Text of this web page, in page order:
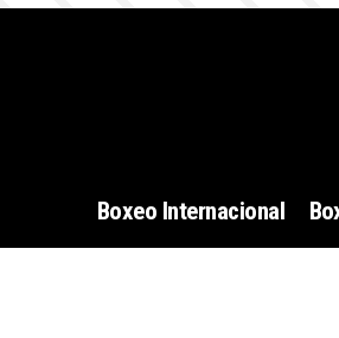
Boxeo Internacional